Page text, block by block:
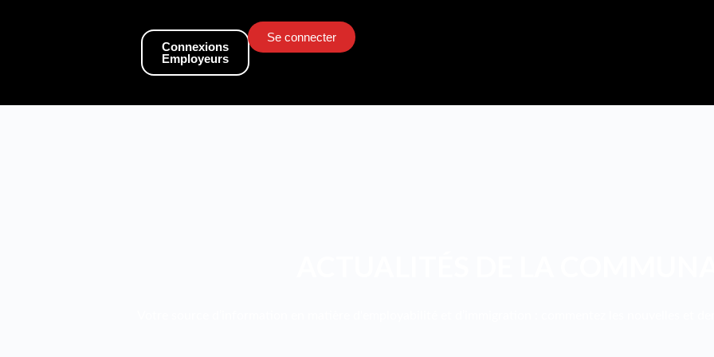
Connexions
Employeurs
Se connecter